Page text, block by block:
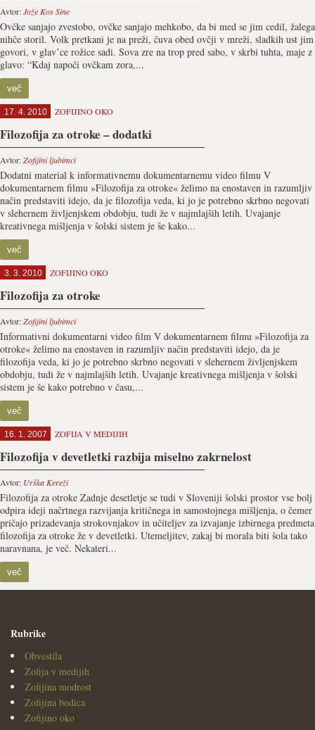
Avtor:Jože Kos Sine
Ovčke sanjajo zvestobo, ovčke sanjajo mehkobo, da bi med se jim cedil, žalega
nihče storil. Volk pretkani je na preži, čuva obed ovčji v mreži, sladkih ust jim
govori, v glav’ce rožice sadi. Sova zre na trop pred sabo, v skrbi tuhta, maje z
glavo: “Kdaj napoči ovčkam zora,...
več
17. 4. 2010 ZOFIJINO OKO
Filozofija za otroke – dodatki
Avtor:Zofijini ljubimci
Dodatni material k informativnemu dokumentarnemu video filmu V
dokumentarnem filmu »Filozofija za otroke« želimo na enostaven in razumljiv
način predstaviti idejo, da je filozofija veda, ki jo je potrebno skrbno negovati
v slehernem življenjskem obdobju, tudi že v najmlajših letih. Uvajanje
kreativnega mišljenja v šolski sistem je še kako...
več
3. 3. 2010 ZOFIJINO OKO
Filozofija za otroke
Avtor:Zofijini ljubimci
Informativni dokumentarni video film V dokumentarnem filmu »Filozofija za
otroke« želimo na enostaven in razumljiv način predstaviti idejo, da je
filozofija veda, ki jo je potrebno skrbno negovati v slehernem življenjskem
obdobju, tudi že v najmlajših letih. Uvajanje kreativnega mišljenja v šolski
sistem je še kako potrebno v času,...
več
16. 1. 2007 ZOFIJA V MEDIJIH
Filozofija v devetletki razbija miselno zakrnelost
Avtor: Urška Kereži
Filozofija za otroke Zadnje desetletje se tudi v Sloveniji šolski prostor vse bolj
odpira ideji načrtnega razvijanja kritičnega in samostojnega mišljenja, o čemer
pričajo prizadevanja strokovnjakov in učiteljev za izvajanje izbirnega predmeta
filozofija za otroke že v devetletki. Utemeljitev, zakaj bi morala biti šola tako
naravnana, je več. Nekateri...
več
Rubrike
Obvestila
Zofija v medijih
Zofijina modrost
Zofijina bodica
Zofijino oko